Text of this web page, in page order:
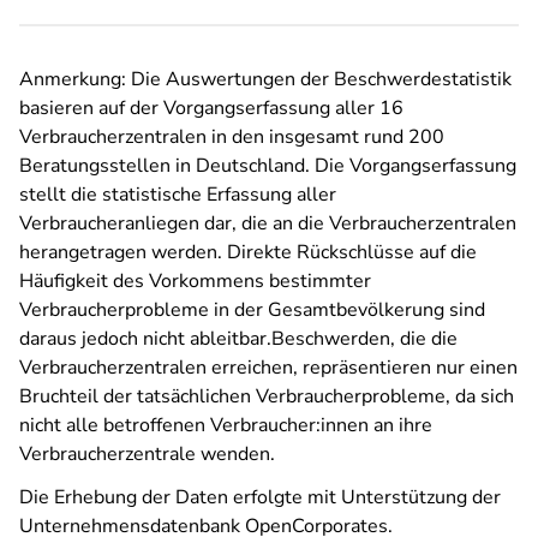
Anmerkung: Die Auswertungen der Beschwerdestatistik
basieren auf der Vorgangserfassung aller 16
Verbraucherzentralen in den insgesamt rund 200
Beratungsstellen in Deutschland. Die Vorgangserfassung
stellt die statistische Erfassung aller
Verbraucheranliegen dar, die an die Verbraucherzentralen
herangetragen werden. Direkte Rückschlüsse auf die
Häufigkeit des Vorkommens bestimmter
Verbraucherprobleme in der Gesamtbevölkerung sind
daraus jedoch nicht ableitbar.Beschwerden, die die
Verbraucherzentralen erreichen, repräsentieren nur einen
Bruchteil der tatsächlichen Verbraucherprobleme, da sich
nicht alle betroffenen Verbraucher:innen an ihre
Verbraucherzentrale wenden.
Die Erhebung der Daten erfolgte mit Unterstützung der
Unternehmensdatenbank OpenCorporates.